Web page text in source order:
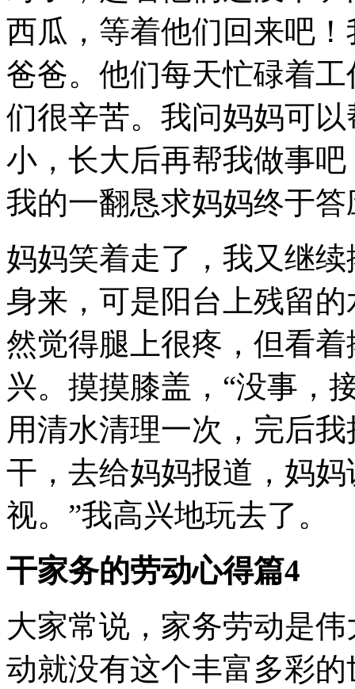
西瓜，等着他们回来吧
爸爸。他们每天忙碌着
们很辛苦。我问妈妈可
小，长大后再帮我做事
我的一翻恳求妈妈终于
妈妈笑着走了，我又继
身来，可是阳台上残留
然觉得腿上很疼，但看
兴。摸摸膝盖，“没事，
用清水清理一次，完后
干，去给妈妈报道，妈
视。”我高兴地玩去了。
干家务的劳动心得篇4
大家常说，家务劳动是
动就没有这个丰富多彩的